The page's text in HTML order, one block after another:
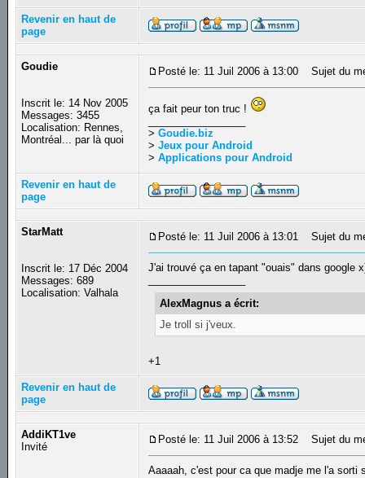
Revenir en haut de
page
Goudie
Inscrit le: 14 Nov 2005
Messages: 3455
Localisation: Rennes,
Montréal... par là quoi
Posté le: 11 Juil 2006 à 13:00 Sujet du
ça fait peur ton truc !
>Goudie.biz
>Jeux pour Android
>Applications pour Android
Revenir en haut de
page
StarMatt
Inscrit le: 17 Déc 2004
Messages: 689
Localisation: Valhala
Posté le: 11 Juil 2006 à 13:01 Sujet du
J'ai trouvé ça en tapant "ouais" dans google
AlexMagnus a écrit:
Je troll si j'veux.
+1
Revenir en haut de
page
AddiKT1ve
Invité
Posté le: 11 Juil 2006 à 13:52 Sujet du
Aaaaah, c'est pour ca que madje me l'a sorti